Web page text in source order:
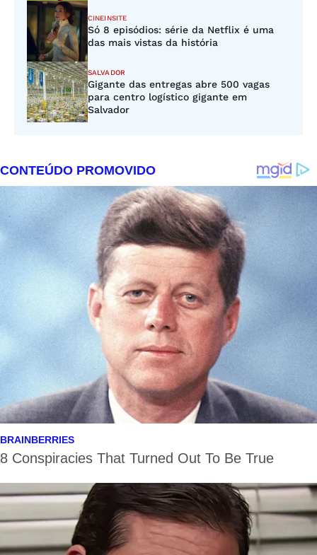
CINEINSITE
Só 8 episódios: série da Netflix é uma
das mais vistas da história
SALVADOR
Gigante das entregas abre 500 vagas
para centro logístico gigante em
Salvador